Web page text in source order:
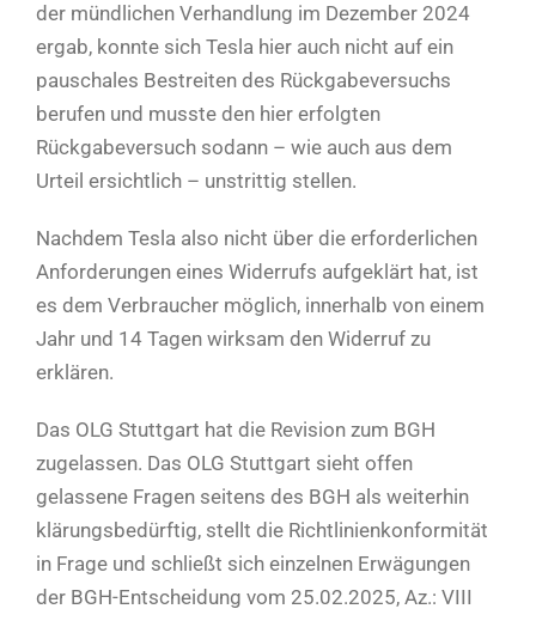
der mündlichen Verhandlung im Dezember 2024
ergab, konnte sich Tesla hier auch nicht auf ein
pauschales Bestreiten des Rückgabeversuchs
berufen und musste den hier erfolgten
Rückgabeversuch sodann – wie auch aus dem
Urteil ersichtlich – unstrittig stellen.
Nachdem Tesla also nicht über die erforderlichen
Anforderungen eines Widerrufs aufgeklärt hat, ist
es dem Verbraucher möglich, innerhalb von einem
Jahr und 14 Tagen wirksam den Widerruf zu
erklären.
Das OLG Stuttgart hat die Revision zum BGH
zugelassen. Das OLG Stuttgart sieht offen
gelassene Fragen seitens des BGH als weiterhin
klärungsbedürftig, stellt die Richtlinienkonformität
in Frage und schließt sich einzelnen Erwägungen
der BGH-Entscheidung vom 25.02.2025, Az.: VIII